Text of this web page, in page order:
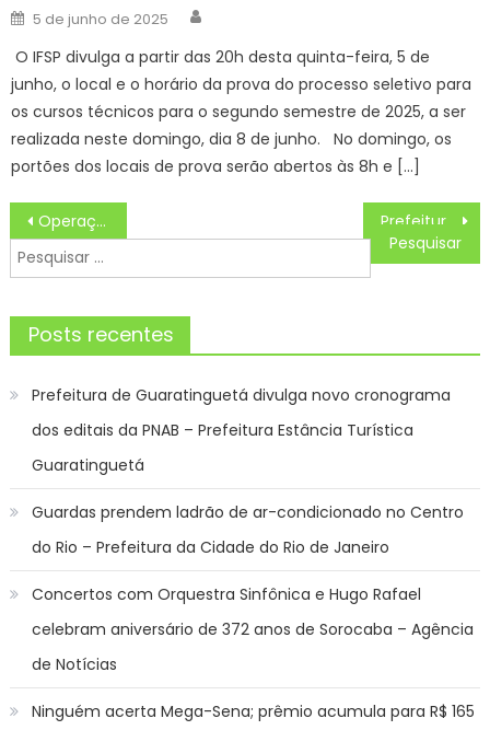
Posted
on
5 de junho de 2025
O IFSP divulga a partir das 20h desta quinta-feira, 5 de
junho, o local e o horário da prova do processo seletivo para
os cursos técnicos para o segundo semestre de 2025, a ser
realizada neste domingo, dia 8 de junho. No domingo, os
portões dos locais de prova serão abertos às 8h e […]
Navegação
de
Post
Operação Finados: Guarda Municipal reforça patrulhamento no entorno de cemitérios da cidade – Prefeitura da Cidade do Rio de Janeiro
Prefeitura abre 264 vagas de estágio de nível médio e superior
Pesquisar
por:
Posts recentes
Prefeitura de Guaratinguetá divulga novo cronograma
dos editais da PNAB – Prefeitura Estância Turística
Guaratinguetá
Guardas prendem ladrão de ar-condicionado no Centro
do Rio – Prefeitura da Cidade do Rio de Janeiro
Concertos com Orquestra Sinfônica e Hugo Rafael
celebram aniversário de 372 anos de Sorocaba – Agência
de Notícias
Ninguém acerta Mega-Sena; prêmio acumula para R$ 165